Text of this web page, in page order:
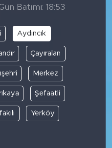
Batımı: 18:53
Aydıncık
Çayıralan
Merkez
Şefaatli
Yerköy